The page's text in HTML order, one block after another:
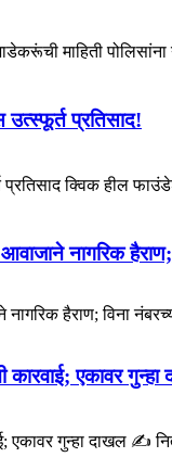
माहिती
उत्स्फूर्त प्रतिसाद!
प्रतिसाद क्विक हील
नागरिक हैराण;
हैराण; विना
एकावर गुन्हा
एकावर गुन्हा दाखल ✍️